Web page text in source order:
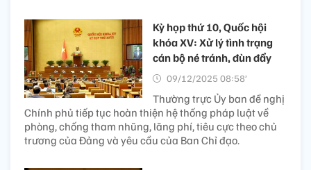
Kỳ họp thứ 10, Quốc hội
khóa XV: Xử lý tình trạng
cán bộ né tránh, đùn đẩy
09/12/2025 08:58’
Thường trực Ủy ban đề nghị
Chính phủ tiếp tục hoàn thiện hệ thống pháp luật về
phòng, chống tham nhũng, lãng phí, tiêu cực theo chủ
trương của Đảng và yêu cầu của Ban Chỉ đạo.